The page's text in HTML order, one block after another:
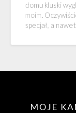
domu kluski
moim.
specjał, a
MOJE